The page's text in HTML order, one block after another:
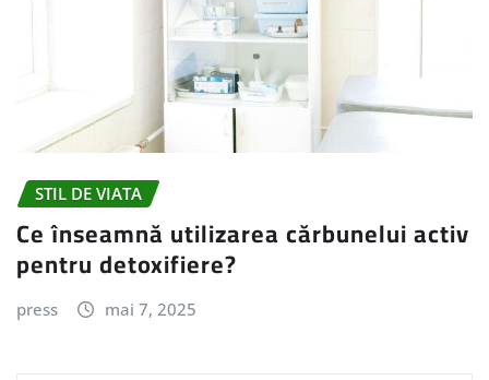
STIL DE VIATA
Ce înseamnă utilizarea cărbunelui activ
pentru detoxifiere?
press mai 7, 2025